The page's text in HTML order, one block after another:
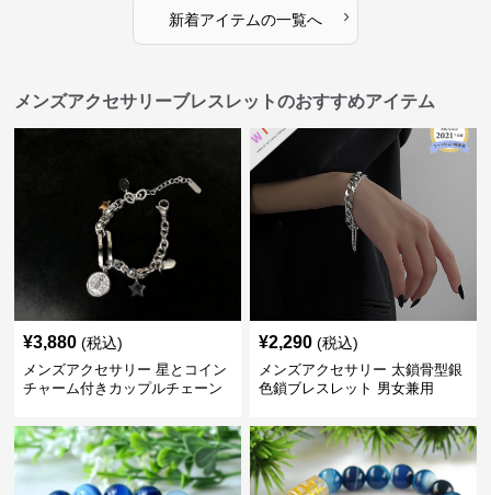
新着アイテムの一覧へ ›
メンズアクセサリーブレスレットのおすすめアイテム
¥3,880 (税込)
メンズアクセサリー 星とコイン
チャーム付きカップルチェーン
¥2,290 (税込)
メンズアクセサリー 太鎖骨型銀
色鎖ブレスレット 男女兼用